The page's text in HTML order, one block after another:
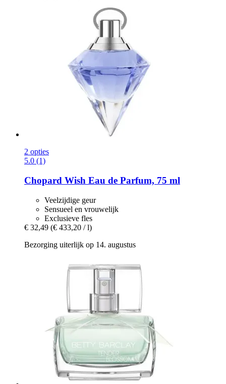
2 opties
5.0 (1)
Chopard Wish Eau de Parfum, 75 ml
Veelzijdige geur
Sensueel en vrouwelijk
Exclusieve fles
€ 32,49 (€ 433,20 / l)
Bezorging uiterlijk op 14. augustus